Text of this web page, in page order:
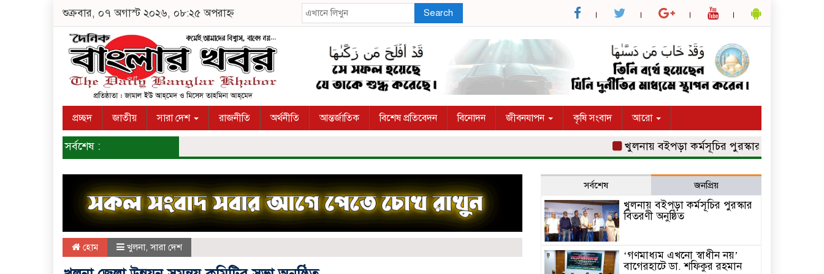
শুক্রবার, ০৭ অগাস্ট ২০২৬, ০৮:২৫ অপরাহ্ন Search
প্রচ্ছদ জাতীয় সারা দেশ রাজনীতি অর্থনীতি আন্তর্জাতিক বিশেষ প্রতিবেদন বিনোদন জীবনযাপন কৃষি সংবাদ আরো
সর্বশেষ : খুলনায় বইপড়া কর্মসূচির পুরস্কার বিতরণী অনুষ্ঠিত
হোম খুলনা,সারা দেশ
সর্বশেষ জনপ্রিয়
খুলনায় বইপড়া কর্মসূচির পুরস্কার
বিতরণী অনুষ্ঠিত
‘গণমাধ্যম এখনো স্বাধীন নয়’
বাগেরহাটে ডা. শফিকুর রহমান